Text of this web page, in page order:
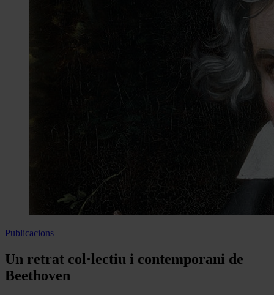
Publicacions
Un retrat col·lectiu i contemporani de
Beethoven